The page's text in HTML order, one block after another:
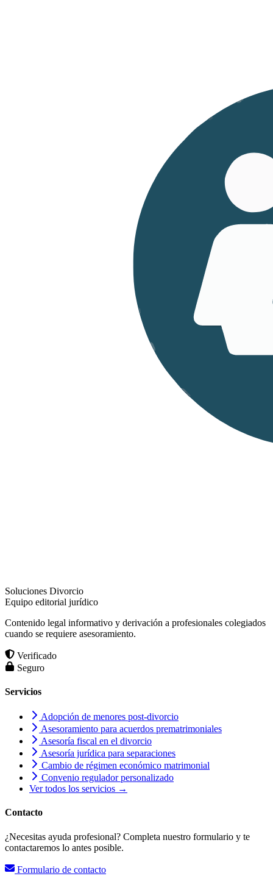
Soluciones Divorcio
Equipo editorial jurídico
Contenido legal informativo y derivación a profesionales colegiados
cuando se requiere asesoramiento.
Verificado
Seguro
Servicios
Adopción de menores post-divorcio
Asesoramiento para acuerdos prematrimoniales
Asesoría fiscal en el divorcio
Asesoría jurídica para separaciones
Cambio de régimen económico matrimonial
Convenio regulador personalizado
Ver todos los servicios →
Contacto
¿Necesitas ayuda profesional? Completa nuestro formulario y te
contactaremos lo antes posible.
Formulario de contacto